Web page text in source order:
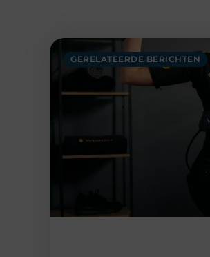
GERELATEERDE BERICHTEN